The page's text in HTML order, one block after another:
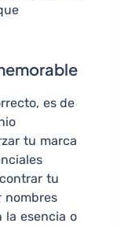
es de
tu marca
tu
nombres
la esencia o